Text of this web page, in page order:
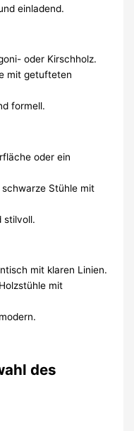
einladend.
oder Kirschholz.
mit getufteten
formell.
oder ein
Stühle mit
stilvoll.
mit klaren Linien.
mit
des